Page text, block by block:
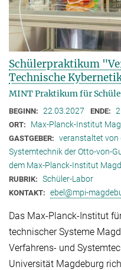
Schülerpraktikum
Technische
MINT Praktikum für
BEGINN: 22.03.2027 ENDE:
ORT: Max-Planck-Institut
GASTGEBER: veranstaltet von
Systemtechnik der Otto-von-
dem Max-Planck-Institut
RUBRIK: Schüler-Labor
KONTAKT: ebel@mpi-
Das Max-Planck-Institut
technischer Systeme
Verfahrens- und
Universität Magdeburg